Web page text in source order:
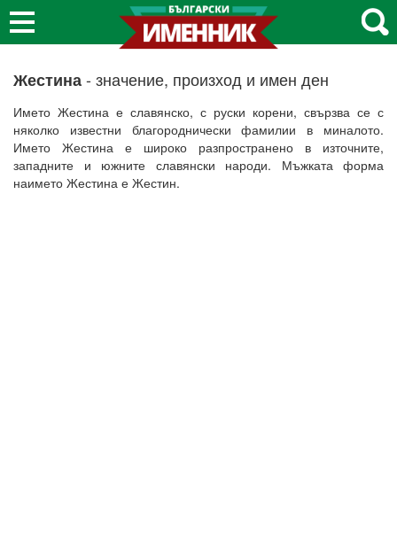
Жестина- значение, произход и имен ден
Името Жестина е славянско, с руски корени, свързва се с
няколко известни благороднически фамилии в миналото.
Името Жестина е широко разпространено в източните,
западните и южните славянски народи. Мъжката форма
наимето Жестина е Жестин.